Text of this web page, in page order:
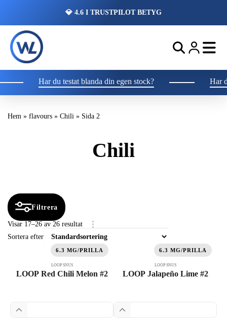
💎 4.6 I TRUSTPILOT BETYG
Har du testat blanda din egen stock? Har
Hem » flavours » Chili » Sida 2
Chili
Filtrera
Visar 17–26 av 26 resultat
Sortera efter
6.3 MG/PRILLA
LOOP SNUS
LOOP Red Chili Melon #2
6.3 MG/PRILLA
LOOP SNUS
LOOP Jalapeño Lime #2